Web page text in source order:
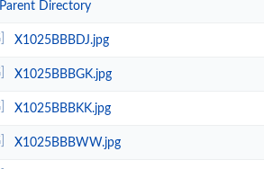
Parent Directory
X1025BBBDJ.jpg
X1025BBBGK.jpg
X1025BBBKK.jpg
X1025BBBWW.jpg